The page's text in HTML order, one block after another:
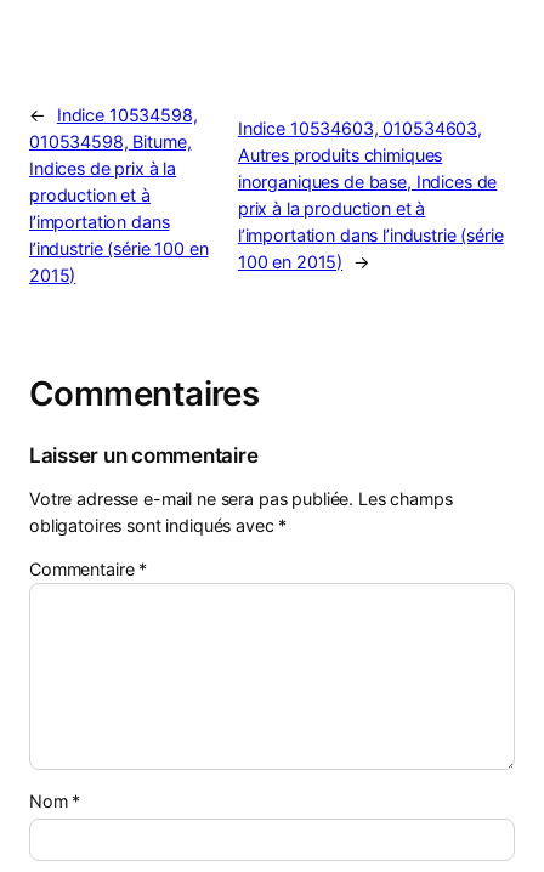
←
Indice 10534598,
010534598, Bitume,
Indices de prix à la
production et à
l’importation dans
l’industrie (série 100 en
2015)
Indice 10534603, 010534603,
Autres produits chimiques
inorganiques de base, Indices de
prix à la production et à
l’importation dans l’industrie (série
100 en 2015)
→
Commentaires
Laisser un commentaire
Votre adresse e-mail ne sera pas publiée. Les champs
obligatoires sont indiqués avec *
Commentaire *
Nom *